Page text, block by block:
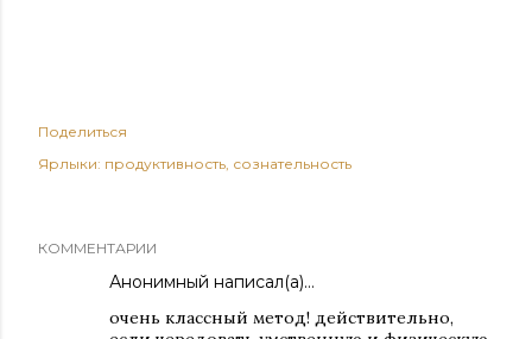
Поделиться
Ярлыки: продуктивность сознательность
КОММЕНТАРИИ
Анонимный написал(а)…
очень классный метод! действительно,